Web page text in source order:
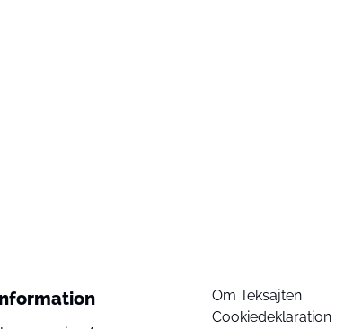
Om Teksajten
Cookiedeklaration